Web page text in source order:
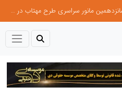
جمع‌آوری 183 برق غیرمجاز در شانزدهمین مانور سراسری طرح مهتاب در استان تهران